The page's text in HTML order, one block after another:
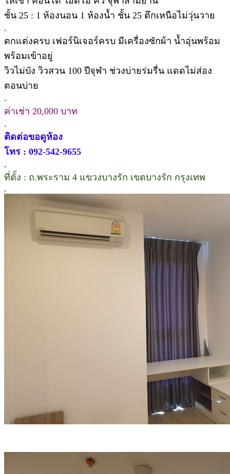
ชั้น 25 : 1 ห้องนอน 1 ห้องน้ำ ชั้น 25 ตึกเหนือไม่วุ่นวาย
.
ตกแต่งครบ เฟอร์นิเจอร์ครบ มีเครื่องซักผ้า น้ำอุ่นพร้อม
พร้อมเข้าอยู่
วิวไม่บัง วิวสวน 100 ปีจุฬา ช่วงบ่ายร่มรื่น แดดไม่ส่อง
ตอนบ่าย
.
ค่าเช่า 20,000 บาท
.
ติดต่อขอดูห้อง
โทร : 092-542-9655
.
ที่ตั้ง : ถ.พระราม 4 แขวงบางรัก เขตบางรัก กรุงเทพ
.